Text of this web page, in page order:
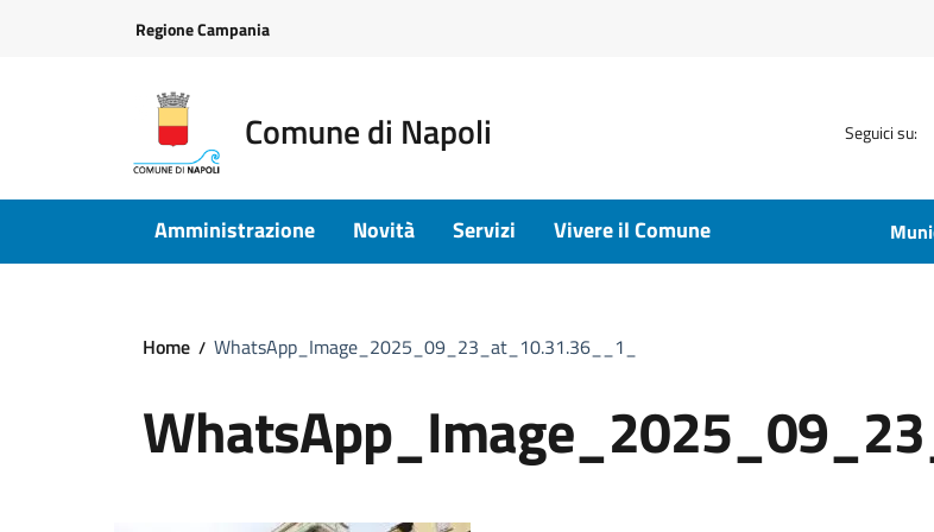
Regione Campania
Comune di Napoli Seguici su:
Amministrazione Novità Servizi Vivere il Comune
Home WhatsApp_Image_2025_09_23_at_10.31.36__1_